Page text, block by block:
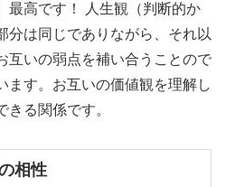
です！ 人生観（判断的か
分は同じでありながら、それ以
互いの弱点を補い合うことので
ます。お互いの価値観を理解し
る関係です。
相性